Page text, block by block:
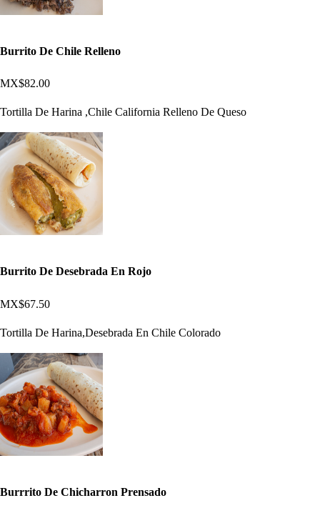
Burrito De Chile Relleno
MX$82.00
Tortilla De Harina ,Chile California Relleno De Queso
Burrito De Desebrada En Rojo
MX$67.50
Tortilla De Harina,Desebrada En Chile Colorado
Burrrito De Chicharron Prensado